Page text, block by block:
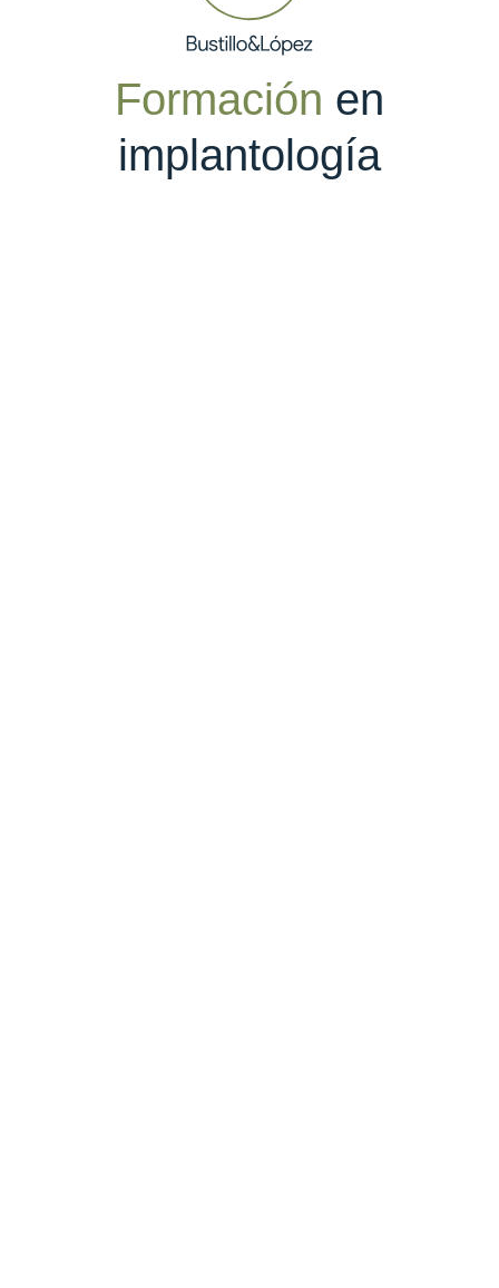
Formación en
implantología